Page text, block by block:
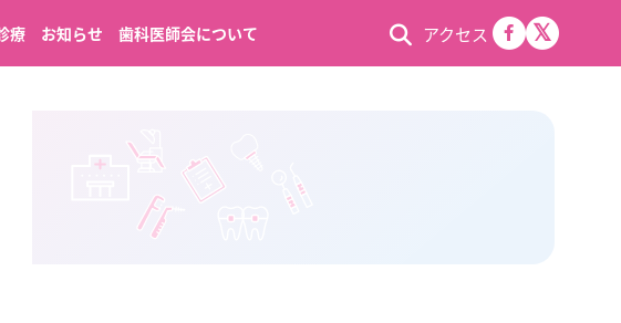
療 お知らせ 歯科医師会について アクセス